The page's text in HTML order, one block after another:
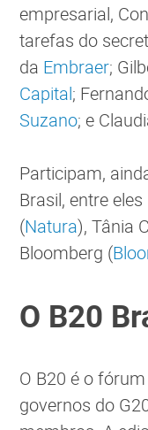
empresarial,
tarefas do
da Embraer;
Capital;
Suzano; e
Participam,
Brasil, entre
(Natura), Tânia
Bloomberg (
O B20
O B20 é o
governos do